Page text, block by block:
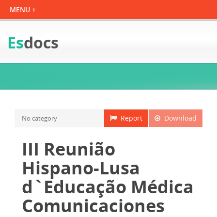
Esdocs
Download
Report
No category
III Reunião
Hispano-Lusa
d`Educação Médica
Comunicaciones